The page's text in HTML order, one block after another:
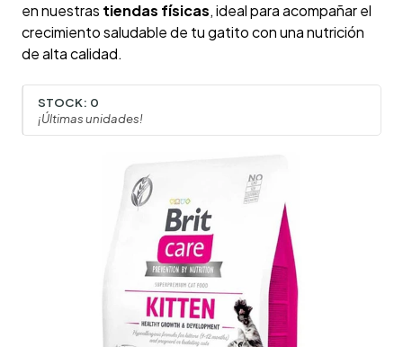
en nuestras tiendas físicas, ideal para acompañar el
crecimiento saludable de tu gatito con una nutrición
de alta calidad.
STOCK: 0
¡Últimas unidades!